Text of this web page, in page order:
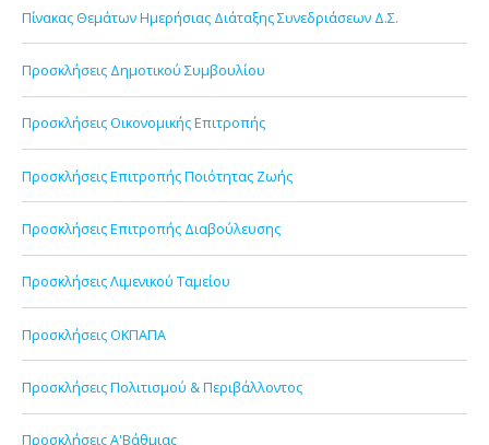
Πίνακας Θεμάτων Ημερήσιας Διάταξης Συνεδριάσεων Δ.Σ.
Προσκλήσεις Δημοτικού Συμβουλίου
Προσκλήσεις Οικονομικής Επιτροπής
Προσκλήσεις Επιτροπής Ποιότητας Ζωής
Προσκλήσεις Επιτροπής Διαβούλευσης
Προσκλήσεις Λιμενικού Ταμείου
Προσκλήσεις ΟΚΠΑΠΑ
Προσκλήσεις Πολιτισμού & Περιβάλλοντος
Προσκλήσεις Α'Βάθμιας